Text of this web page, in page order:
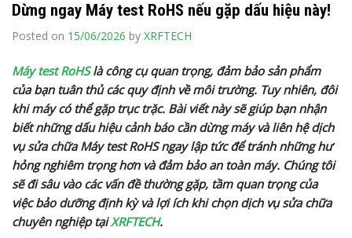
Dừng ngay Máy test RoHS nếu gặp dấu hiệu này!
Posted on 15/06/2026 by XRFTECH
Máy test RoHSlà công cụ quan trọng, đảm bảo sản phẩm
của bạn tuân thủ các quy định về môi trường. Tuy nhiên, đôi
khi máy có thể gặp trục trặc. Bài viết này sẽ giúp bạn nhận
biết những dấu hiệu cảnh báo cần dừng máy và liên hệ dịch
vụ sửa chữa Máy test RoHS ngay lập tức để tránh những hư
hỏng nghiêm trọng hơn và đảm bảo an toàn máy. Chúng tôi
sẽ đi sâu vào các vấn đề thường gặp, tầm quan trọng của
việc bảo dưỡng định kỳ và lợi ích khi chọn dịch vụ sửa chữa
chuyên nghiệp tạiXRFTECH.